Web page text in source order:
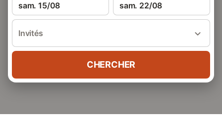
sam. 15/08 sam. 22/08
Invités
CHERCHER